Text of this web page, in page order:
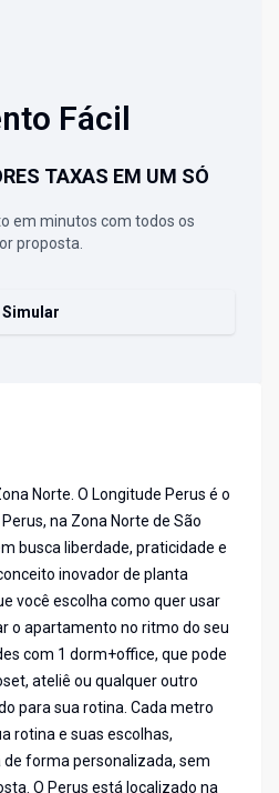
Fácil
TAXAS EM UM SÓ
em minutos com todos os
proposta.
Simular
Norte. O Longitude Perus é o
na Zona Norte de São
busca liberdade, praticidade e
inovador de planta
você escolha como quer usar
o apartamento no ritmo do seu
com 1 dorm+office, que pode
ateliê ou qualquer outro
para sua rotina. Cada metro
rotina e suas escolhas,
forma personalizada, sem
O Perus está localizado na